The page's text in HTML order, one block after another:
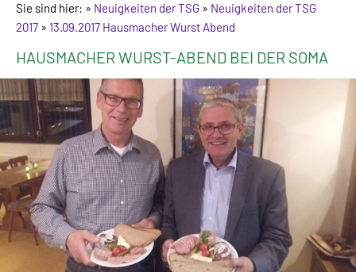
Sie sind hier: » Neuigkeiten der TSG » Neuigkeiten der TSG
2017 » 13.09.2017 Hausmacher Wurst Abend
HAUSMACHER WURST-ABEND BEI DER SOMA